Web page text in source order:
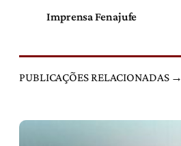
Imprensa Fenajufe
PUBLICAÇÕES RELACIONADAS →